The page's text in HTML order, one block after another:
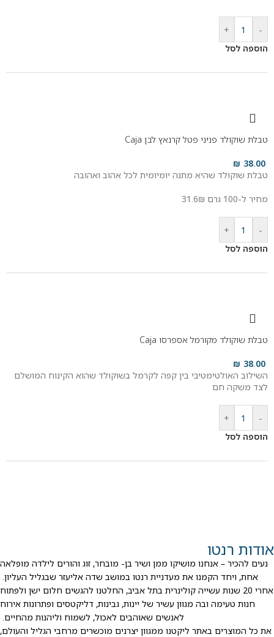
-
+
הוספה לסל
טבלת שוקולד פניני פטל קרנאץ לבן Caja
38.00
₪
טבלת שוקולד שהיא מתנה יומיומית לכל אהוב ואהובה
מחיר ל-100 גרם 31.6₪
-
+
הוספה לסל
טבלת שוקולד מקורמל אספרסו Caja
38.00
₪
השילוב האולטימטיבי בין קפה לקרמל בשוקולד שהוא הקינוח המושלם
לצד משקה חם
-
+
הוספה לסל
אודות רנטו
נעים להכיר – אנחנו מושיקו ממן ושיר בן- מובחר, זוג והורים לילדה מופלאה
אחת, ויחד הקמנו את מעדניית רנטו במושב שדה אליעזר שבגליל העליון.
אחרי 20 שנות עשייה קולינרית בתל אביב, החלטנו להגשים חלום ישן ולפתוח
חנות טעימה ובה מגוון עשיר של יינות, גבינות, דליקטסים ופתרונות אירוח
לאנשים שאוהבים לאכול, לשמוח וליהנות מהחיים.
את כל המוצרים באתר ליקטנו ממגוון יצרנים מוכשרים מרחבי הגליל והעולם,